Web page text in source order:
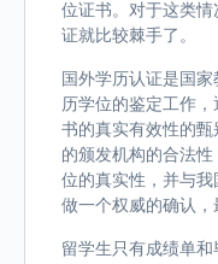
位证书。对于这类
证就比较棘手了。
国外学历认证是国
历学位的鉴定工作
书的真实有效性的
的颁发机构的合法
位的真实性，并与
做一个权威的确认，
留学生只有成绩单